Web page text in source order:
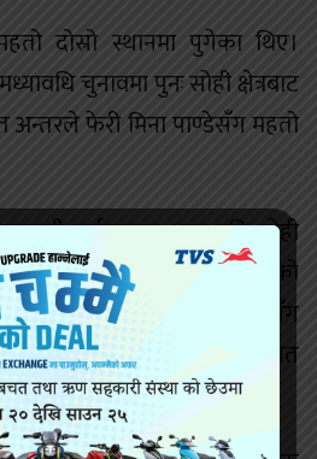
दोस्रो स्थानमा पुगेका थिए।
चुनावमा पुनः सोही क्षेत्रबाट
फेरी मिना पाण्डेसँग महतो
सूर्यबहादुर थापा पनि सोही
तेस्रो भएका थिए। २०५६ सालको
पाण्डे र सूर्यबहादुर थापासँग
अत्यधिक मत अन्तरले निर्वाचित